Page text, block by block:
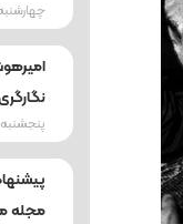
چهارشنبه | 24 | دی
پنجشنبه | 18 | دی |
مجله